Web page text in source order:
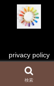
privacy policy
彩り日和 All
検索